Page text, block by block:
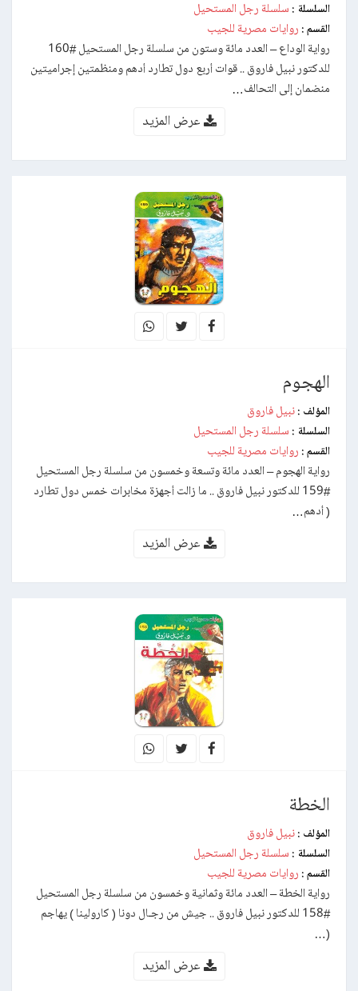
السلسلة : سلسلة رجل المستحيل
القسم : روايات مصرية للجيب
رواية الوداع – العدد مائة وستون من سلسلة رجل المستحيل #160
للدكتور نبيل فاروق .. قوات أربع دول تطارد أدهم ومنظمتين إجراميتين
منضمان إلى التحالف…
عرض المزيد
الهجوم
المؤلف : نبيل فاروق
السلسلة : سلسلة رجل المستحيل
القسم : روايات مصرية للجيب
رواية الهجوم – العدد مائة وتسعة وخمسون من سلسلة رجل المستحيل
#159 للدكتور نبيل فاروق .. ما زالت أجهزة مخابرات خمس دول تطارد
( أدهم…
عرض المزيد
الخطة
المؤلف : نبيل فاروق
السلسلة : سلسلة رجل المستحيل
القسم : روايات مصرية للجيب
رواية الخطة – العدد مائة وثمانية وخمسون من سلسلة رجل المستحيل
#158 للدكتور نبيل فاروق .. جيش من رجـال دونا ( كارولينا ) يهاجم
(…
عرض المزيد